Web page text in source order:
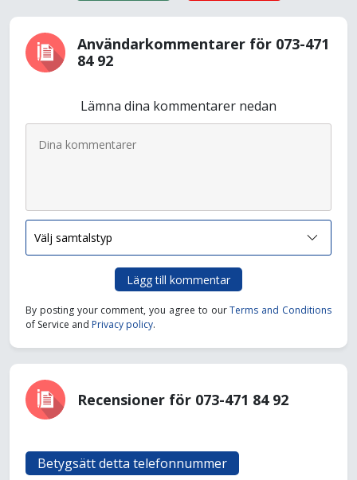
Användarkommentarer för 073-471
84 92
Lämna dina kommentarer nedan
Lägg till kommentar
By posting your comment, you agree to ourTerms and Conditions
of Service and Privacy policy.
Recensioner för 073-471 84 92
Betygsätt detta telefonnummer